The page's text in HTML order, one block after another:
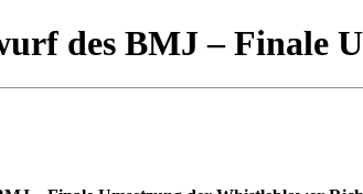
des BMJ – Finale